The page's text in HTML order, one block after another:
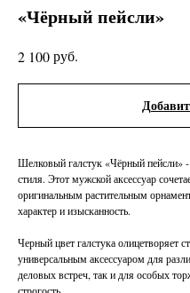
«Чёрный пейсли»
2 100руб.
Шелковый галстук «Чёрный пейсли» -
стиля. Этот мужской аксессуар
оригинальным растительным
характер и изысканность.
Черный цвет галстука олицетворяет
универсальным аксессуаром для
деловых встреч, так и для особых